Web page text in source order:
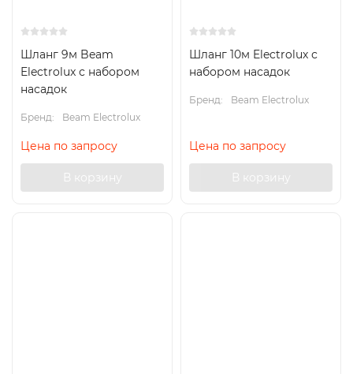
Шланг 9м Beam
Electrolux с набором
насадок
Бренд: Beam Electrolux
Цена по запросу
В корзину
Шланг 10м Electrolux с
набором насадок
Бренд: Beam Electrolux
Цена по запросу
В корзину